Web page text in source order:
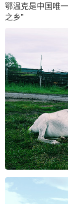
鄂温克是中国唯
之乡”